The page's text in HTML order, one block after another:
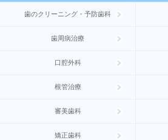
歯のクリーニング・予防歯科
歯周病治療
口腔外科
根管治療
審美歯科
矯正歯科